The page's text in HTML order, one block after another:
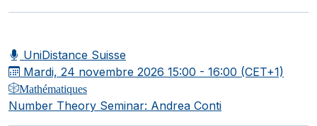
UniDistance Suisse
Mardi, 24 novembre 2026 15:00 - 16:00 (CET+1)
Mathématiques
Number Theory Seminar: Andrea Conti